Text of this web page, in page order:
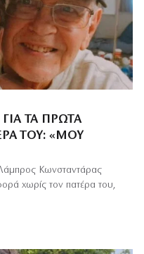
ΤΑ ΠΡΏΤΑ
ΤΟΥ: «ΜΟΥ
Λάμπρος Κωνσταντάρας
χωρίς τον πατέρα του,